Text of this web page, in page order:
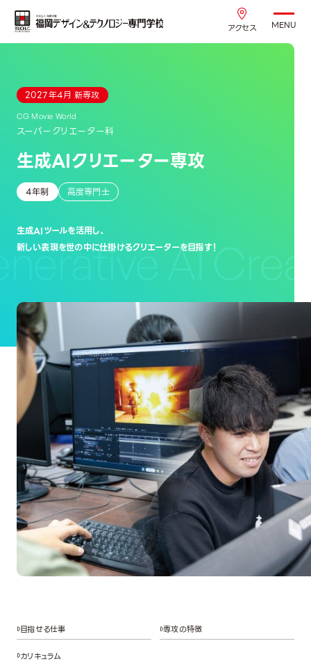
アクセス MENU
2027年4月 新専攻
CG Movie World
スーパークリエーター科
生成AIクリエーター専攻
4年制 高度専門士
生成AIツールを活用し、
新しい表現を世の中に仕掛けるクリエーターを目指す！
AI
目指せる仕事 専攻の特徴
カリキュラム